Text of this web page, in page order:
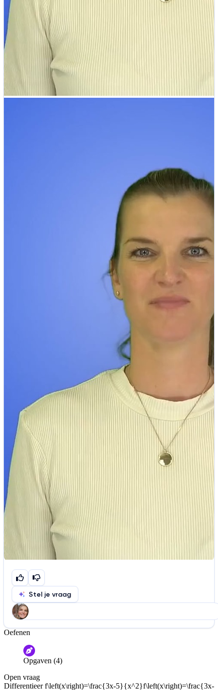
Stel je vraag
Help ons de video te verbeteren
De audio is slecht
Informatie is onjuist
De docent is te langdradig
Oefenen
Opgaven (4)
Open vraag
Differentieerf\left(x\right)=\frac{3x-5}{x^2}f\left(x\right)=\frac{3x-